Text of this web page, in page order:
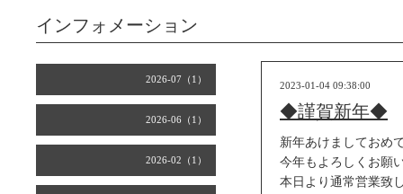
2026-07（1）
2026-06（1）
2026-02（1）
インフォメーション
2023-01-04 09:38:00
◆謹賀新年◆
新年あけましておめ
今年もよろしくお願
本日より通常営業致